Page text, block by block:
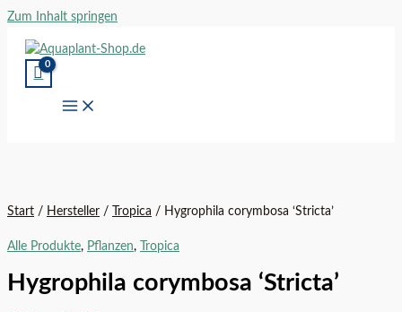
Zum Inhalt springen
Start / Hersteller / Tropica / Hygrophila corymbosa ‘Stricta’
Alle Produkte, Pflanzen, Tropica
Hygrophila corymbosa ‘Stricta’